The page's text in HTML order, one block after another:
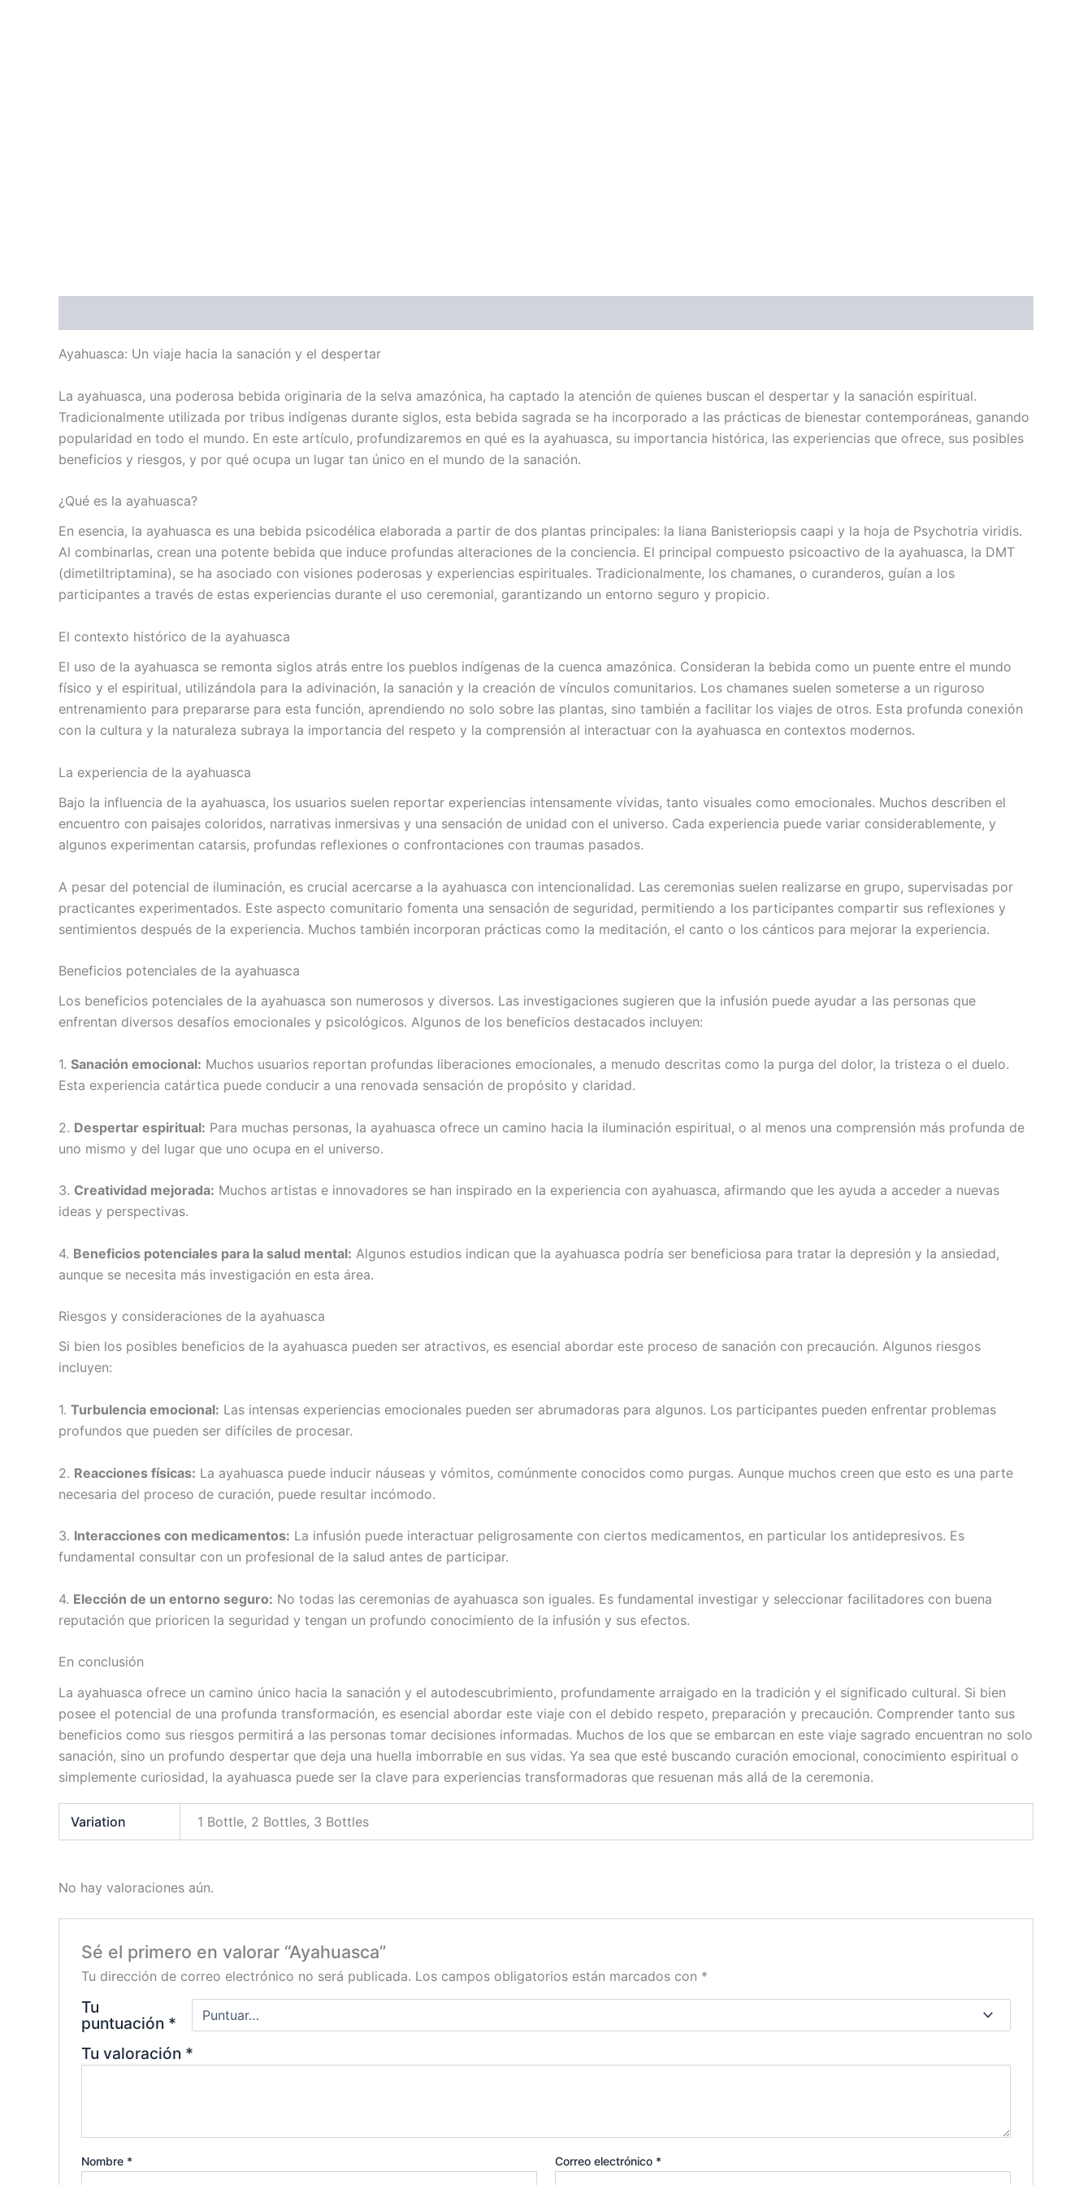
Ayahuasca: Un viaje hacia la sanación y el despertar
La ayahuasca, una poderosa bebida originaria de la selva amazónica, ha captado la atención de quienes buscan el despertar y la sanación espiritual.
Tradicionalmente utilizada por tribus indígenas durante siglos, esta bebida sagrada se ha incorporado a las prácticas de bienestar contemporáneas, ganando
popularidad en todo el mundo. En este artículo, profundizaremos en qué es la ayahuasca, su importancia histórica, las experiencias que ofrece, sus posibles
beneficios y riesgos, y por qué ocupa un lugar tan único en el mundo de la sanación.
¿Qué es la ayahuasca?
En esencia, la ayahuasca es una bebida psicodélica elaborada a partir de dos plantas principales: la liana Banisteriopsis caapi y la hoja de Psychotria viridis.
Al combinarlas, crean una potente bebida que induce profundas alteraciones de la conciencia. El principal compuesto psicoactivo de la ayahuasca, la DMT
(dimetiltriptamina), se ha asociado con visiones poderosas y experiencias espirituales. Tradicionalmente, los chamanes, o curanderos, guían a los
participantes a través de estas experiencias durante el uso ceremonial, garantizando un entorno seguro y propicio.
El contexto histórico de la ayahuasca
El uso de la ayahuasca se remonta siglos atrás entre los pueblos indígenas de la cuenca amazónica. Consideran la bebida como un puente entre el mundo
físico y el espiritual, utilizándola para la adivinación, la sanación y la creación de vínculos comunitarios. Los chamanes suelen someterse a un riguroso
entrenamiento para prepararse para esta función, aprendiendo no solo sobre las plantas, sino también a facilitar los viajes de otros. Esta profunda conexión
con la cultura y la naturaleza subraya la importancia del respeto y la comprensión al interactuar con la ayahuasca en contextos modernos.
La experiencia de la ayahuasca
Bajo la influencia de la ayahuasca, los usuarios suelen reportar experiencias intensamente vívidas, tanto visuales como emocionales. Muchos describen el
encuentro con paisajes coloridos, narrativas inmersivas y una sensación de unidad con el universo. Cada experiencia puede variar considerablemente, y
algunos experimentan catarsis, profundas reflexiones o confrontaciones con traumas pasados.
A pesar del potencial de iluminación, es crucial acercarse a la ayahuasca con intencionalidad. Las ceremonias suelen realizarse en grupo, supervisadas por
practicantes experimentados. Este aspecto comunitario fomenta una sensación de seguridad, permitiendo a los participantes compartir sus reflexiones y
sentimientos después de la experiencia. Muchos también incorporan prácticas como la meditación, el canto o los cánticos para mejorar la experiencia.
Beneficios potenciales de la ayahuasca
Los beneficios potenciales de la ayahuasca son numerosos y diversos. Las investigaciones sugieren que la infusión puede ayudar a las personas que
enfrentan diversos desafíos emocionales y psicológicos. Algunos de los beneficios destacados incluyen:
1. Sanación emocional: Muchos usuarios reportan profundas liberaciones emocionales, a menudo descritas como la purga del dolor, la tristeza o el duelo.
Esta experiencia catártica puede conducir a una renovada sensación de propósito y claridad.
2. Despertar espiritual: Para muchas personas, la ayahuasca ofrece un camino hacia la iluminación espiritual, o al menos una comprensión más profunda de
uno mismo y del lugar que uno ocupa en el universo.
3. Creatividad mejorada: Muchos artistas e innovadores se han inspirado en la experiencia con ayahuasca, afirmando que les ayuda a acceder a nuevas
ideas y perspectivas.
4. Beneficios potenciales para la salud mental: Algunos estudios indican que la ayahuasca podría ser beneficiosa para tratar la depresión y la ansiedad,
aunque se necesita más investigación en esta área.
Riesgos y consideraciones de la ayahuasca
Si bien los posibles beneficios de la ayahuasca pueden ser atractivos, es esencial abordar este proceso de sanación con precaución. Algunos riesgos
incluyen:
1. Turbulencia emocional: Las intensas experiencias emocionales pueden ser abrumadoras para algunos. Los participantes pueden enfrentar problemas
profundos que pueden ser difíciles de procesar.
2. Reacciones físicas: La ayahuasca puede inducir náuseas y vómitos, comúnmente conocidos como purgas. Aunque muchos creen que esto es una parte
necesaria del proceso de curación, puede resultar incómodo.
3. Interacciones con medicamentos: La infusión puede interactuar peligrosamente con ciertos medicamentos, en particular los antidepresivos. Es
fundamental consultar con un profesional de la salud antes de participar.
4. Elección de un entorno seguro: No todas las ceremonias de ayahuasca son iguales. Es fundamental investigar y seleccionar facilitadores con buena
reputación que prioricen la seguridad y tengan un profundo conocimiento de la infusión y sus efectos.
En conclusión
La ayahuasca ofrece un camino único hacia la sanación y el autodescubrimiento, profundamente arraigado en la tradición y el significado cultural. Si bien
posee el potencial de una profunda transformación, es esencial abordar este viaje con el debido respeto, preparación y precaución. Comprender tanto sus
beneficios como sus riesgos permitirá a las personas tomar decisiones informadas. Muchos de los que se embarcan en este viaje sagrado encuentran no solo
sanación, sino un profundo despertar que deja una huella imborrable en sus vidas. Ya sea que esté buscando curación emocional, conocimiento espiritual o
simplemente curiosidad, la ayahuasca puede ser la clave para experiencias transformadoras que resuenan más allá de la ceremonia.
Variation 1 Bottle, 2 Bottles, 3 Bottles
No hay valoraciones aún.
Sé el primero en valorar “Ayahuasca”
Tu dirección de correo electrónico no será publicada. Los campos obligatorios están marcados con *
Tu
puntuación *
Tu valoración *
Nombre * Correo electrónico *